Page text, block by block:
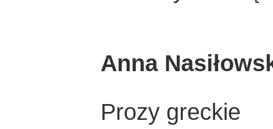
Anna
Prozy greckie